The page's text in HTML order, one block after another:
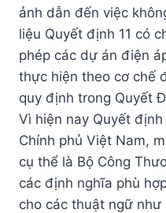
ảnh dẫn đến việc
liệu Quyết định 11 có
phép các dự án điện
thực hiện theo cơ chế
quy định trong Quyết
Vì hiện nay Quyết
Chính phủ Việt Nam,
cụ thể là Bộ Công
các định nghĩa phù
cho các thuật ngữ như